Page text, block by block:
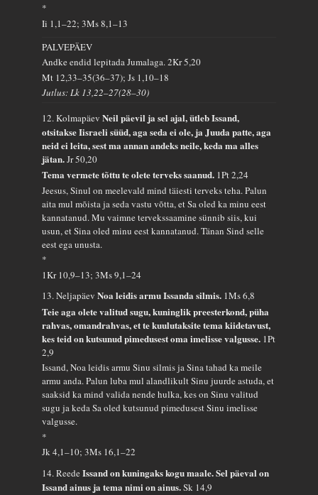
*
Ii 1,1–22; 3Ms 8,1–13
PALVEPÄEV
Andke endid lepitada Jumalaga.2Kr 5,20
Mt 12,33–35(36–37); Js 1,10–18
Jutlus: Lk 13,22–27(28–30)
12. KolmapäevNeil päevil ja sel ajal, ütleb Issand,
otsitakse Iisraeli süüd, aga seda ei ole, ja Juuda patte, aga
neid ei leita, sest ma annan andeks neile, keda ma alles
jätan.Jr 50,20
Tema vermete tõttu te olete terveks saanud. 1Pt 2,24
Jeesus, Sinul on meelevald mind täiesti terveks teha. Palun
aita mul mõista ja seda vastu võtta, et Sa oled ka minu eest
kannatanud. Mu vaimne tervekssaamine sünnib siis, kui
usun, et Sina oled minu eest kannatanud. Tänan Sind selle
eest ega unusta.
*
1Kr 10,9–13; 3Ms 9,1–24
13. NeljapäevNoa leidis armu Issanda silmis. 1Ms 6,8
Teie aga olete valitud sugu, kuninglik preesterkond, püha
rahvas, omandrahvas, et te kuulutaksite tema kiidetavust,
kes teid on kutsunud pimedusest oma imelisse valgusse. 1Pt
2,9
Issand, Noa leidis armu Sinu silmis ja Sina tahad ka meile
armu anda. Palun luba mul alandlikult Sinu juurde astuda, et
saaksid ka mind valida nende hulka, kes on Sinu valitud
sugu ja keda Sa oled kutsunud pimedusest Sinu imelisse
valgusse.
*
Jk 4,1–10; 3Ms 16,1–22
14. ReedeIssand on kuningaks kogu maale. Sel päeval on
Issand ainus ja tema nimi on ainus.Sk 14,9